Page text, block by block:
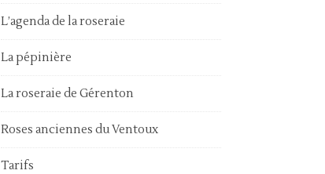
L’agenda de la roseraie
La pépinière
La roseraie de Gérenton
Roses anciennes du Ventoux
Tarifs